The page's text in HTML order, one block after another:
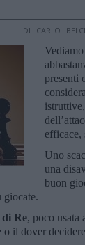
DI CARLO
presenti
efficace,
Uno
una
buon
giocate.
Re, poco
il dover